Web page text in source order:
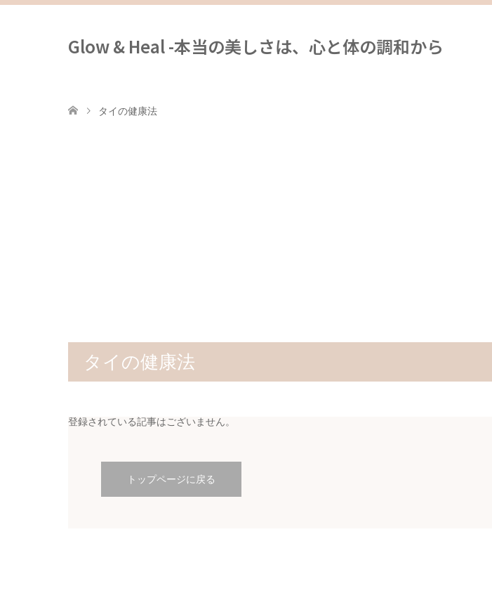
Glow & Heal -本当の美しさは、心と体の調和から
タイの健康法
タイの健康法
登録されている記事はございません。
トップページに戻る